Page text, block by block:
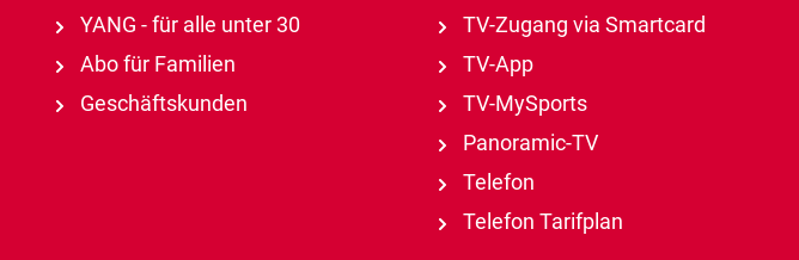
YANG - für alle unter 30
Abo für Familien
Geschäftskunden
TV-Zugang via Smartcard
TV-App
TV-MySports
Panoramic-TV
Telefon
Telefon Tarifplan